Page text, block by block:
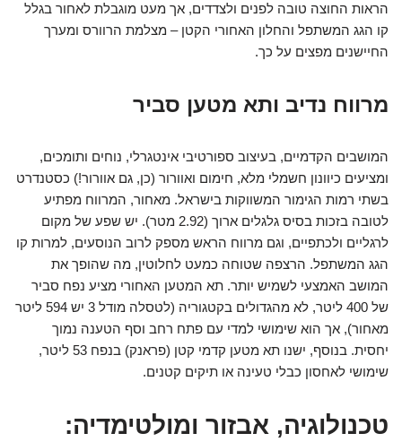
הראות החוצה טובה לפנים ולצדדים, אך מעט מוגבלת לאחור בגלל
קו הגג המשתפל והחלון האחורי הקטן – מצלמת הרוורס ומערך
החיישנים מפצים על כך.
מרווח נדיב ותא מטען סביר
המושבים הקדמיים, בעיצוב ספורטיבי אינטגרלי, נוחים ותומכים,
ומציעים כיוונון חשמלי מלא, חימום ואוורור (כן, גם אוורור!) כסטנדרט
בשתי רמות הגימור המשווקות בישראל. מאחור, המרווח מפתיע
לטובה בזכות בסיס גלגלים ארוך (2.92 מטר). יש שפע של מקום
לרגליים ולכתפיים, וגם מרווח הראש מספק לרוב הנוסעים, למרות קו
הגג המשתפל. הרצפה שטוחה כמעט לחלוטין, מה שהופך את
המושב האמצעי לשמיש יותר. תא המטען האחורי מציע נפח סביר
של 400 ליטר, לא מהגדולים בקטגוריה (לטסלה מודל 3 יש 594 ליטר
מאחור), אך הוא שימושי למדי עם פתח רחב וסף הטענה נמוך
יחסית. בנוסף, ישנו תא מטען קדמי קטן (פראנק) בנפח 53 ליטר,
שימושי לאחסון כבלי טעינה או תיקים קטנים.
טכנולוגיה, אבזור ומולטימדיה: